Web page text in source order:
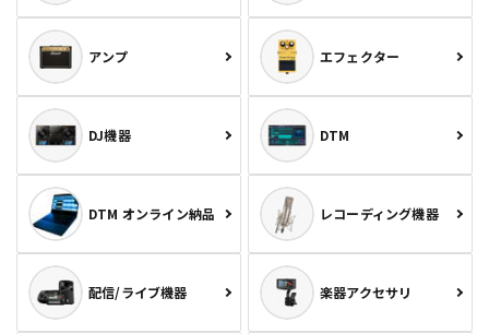
アンプ エフェクター
DJ機器 DTM
DTM オンライン納品 レコーディング機器
配信/ライブ機器 楽器アクセサリ